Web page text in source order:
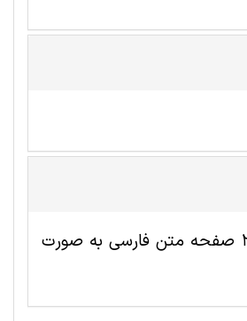
این مقاله ترجمه شده مهندسی برق شامل 18 صفحه انگلیسی به صورت پی دی اف و 21 صفحه متن فارسی به صورت